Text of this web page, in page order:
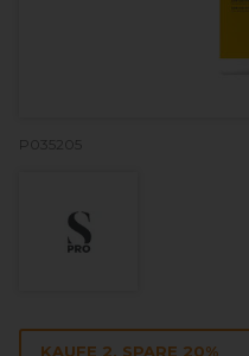
P035205
KAUFE 2, SPARE 20%